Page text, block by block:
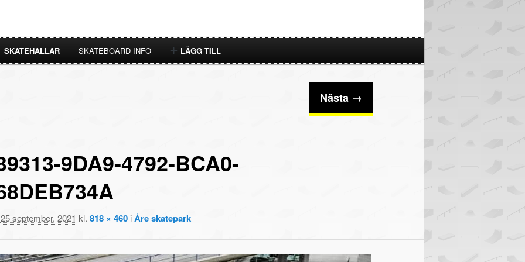
SKATEHALLAR SKATEBOARD INFO LÄGG TILL
Nästa →
9DA9-4792-BCA0-
25 september, 2021 kl. 818 × 460iÅre skatepark